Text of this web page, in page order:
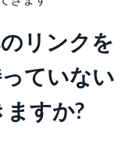
リンクを
ていない
すか?